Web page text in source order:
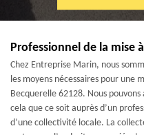
Professionnel de la mise
Chez Entreprise Marin, nous
les moyens nécessaires pour une
Becquerelle 62128. Nous
cela que ce soit auprès d’un
d’une collectivité locale. La